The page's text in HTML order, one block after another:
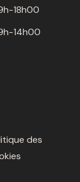
18h00
14h00
des